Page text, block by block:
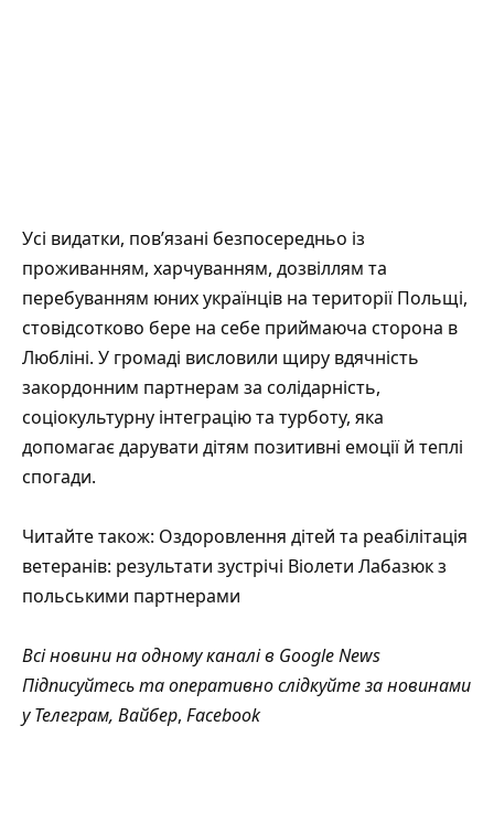
Усі видатки, пов’язані безпосередньо із
проживанням, харчуванням, дозвіллям та
перебуванням юних українців на території Польщі,
стовідсотково бере на себе приймаюча сторона в
Любліні. У громаді висловили щиру вдячність
закордонним партнерам за солідарність,
соціокультурну інтеграцію та турботу, яка
допомагає дарувати дітям позитивні емоції й теплі
спогади.
Читайте також: Оздоровлення дітей та реабілітація
ветеранів: результати зустрічі Віолети Лабазюк з
польськими партнерами
Всі новини на одному каналі в Google News
Підписуйтесь та оперативно слідкуйте за новинами
уТелеграм, Вайбер, Facebook